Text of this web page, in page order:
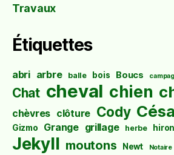
Travaux
Étiquettes
abri arbre balle bois Boucs
Chat cheval chien
chèvres clôture Cody
Gizmo Grange grillage herbe
Jekyll moutons Newt Notaire